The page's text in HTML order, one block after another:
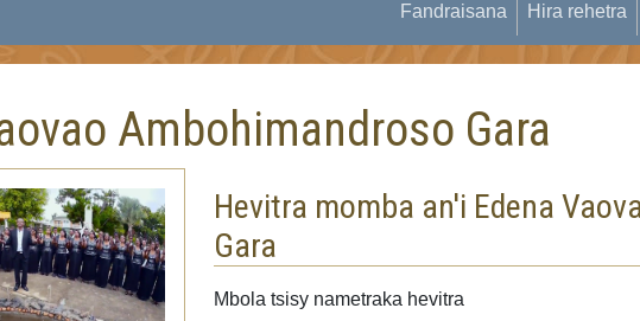
Fandraisana Hira rehetra
Ambohimandroso Gara
Hevitra momba an'i Edena
Gara
Mbola tsisy nametraka hevitra